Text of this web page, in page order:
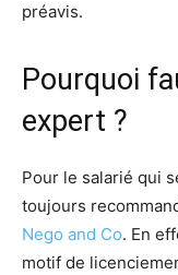
préavis.
Pourquoi
expert ?
Pour le salarié qui
toujours
Nego and Co. En
motif de